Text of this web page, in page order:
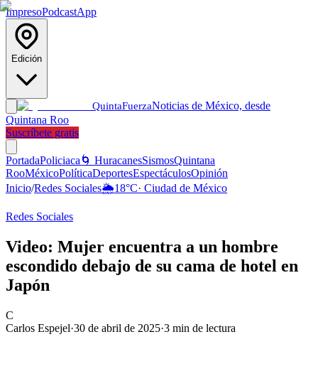
ImpresoPodcastApp
Edición
QuintaFuerzaNoticias de México, desde
Quintana Roo
Suscríbete gratis
PortadaPoliciaca 🌀 HuracanesSismosQuintana
RooMéxicoPolíticaDeportesEspectáculosOpinión
Inicio/Redes Sociales🌦️18°C· Ciudad de México
Redes Sociales
Video: Mujer encuentra a un hombre
escondido debajo de su cama de hotel en
Japón
C
Carlos Espejel·30 de abril de 2025·3 min de lectura